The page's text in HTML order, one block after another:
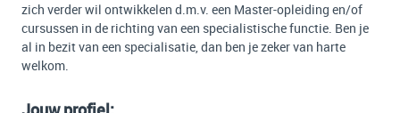
zich verder wil ontwikkelen d.m.v. een Master-opleiding en/of
cursussen in de richting van een specialistische functie. Ben je
al in bezit van een specialisatie, dan ben je zeker van harte
welkom.